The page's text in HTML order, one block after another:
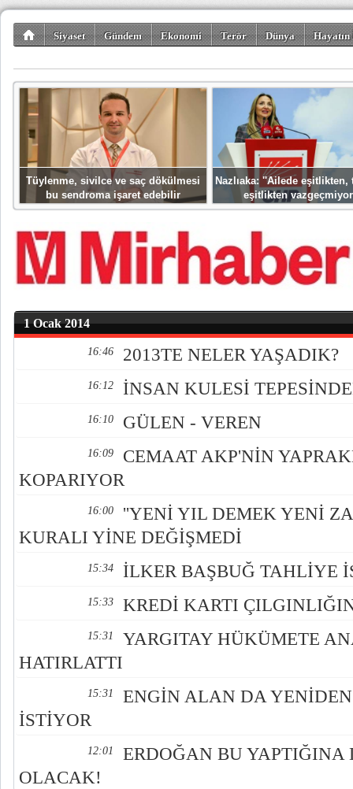
Siyaset Gündem Ekonomi Terör Dünya
Tüylenme, sivilce ve saç dökülmesi
bu sendroma işaret edebilir
Nazlıaka: ''Ailede eşitlikten,
eşitlikten
1 Ocak 2014
16:46 2013TE NELER YAŞADIK?
16:12 İNSAN KULESİ
16:10 GÜLEN - VEREN
16:09
CEMAAT AKP'NİN
KOPARIYOR
16:00
''YENİ YIL DEMEK YENİ
KURALI YİNE DEĞİŞMEDİ
15:34 İLKER BAŞBUĞ TAHLİYE
15:33 KREDİ KARTI
15:31
YARGITAY HÜKÜMETE
HATIRLATTI
15:31
ENGİN ALAN DA
İSTİYOR
12:01
ERDOĞAN BU YAPTIĞINA
OLACAK!